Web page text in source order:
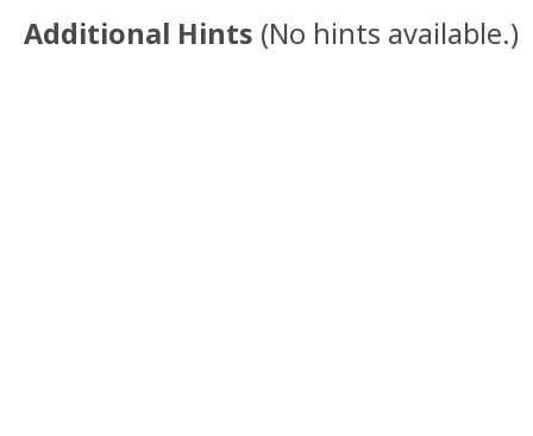
Additional Hints (No hints available.)